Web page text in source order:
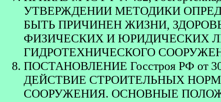
УТВЕРЖДЕНИИ МЕТОДИКИ
БЫТЬ ПРИЧИНЕН ЖИЗНИ,
ФИЗИЧЕСКИХ И ЮРИДИЧЕСКИХ
ГИДРОТЕХНИЧЕСКОГО
ПОСТАНОВЛЕНИЕ Госстроя РФ от
ДЕЙСТВИЕ СТРОИТЕЛЬНЫХ
СООРУЖЕНИЯ. ОСНОВНЫЕ